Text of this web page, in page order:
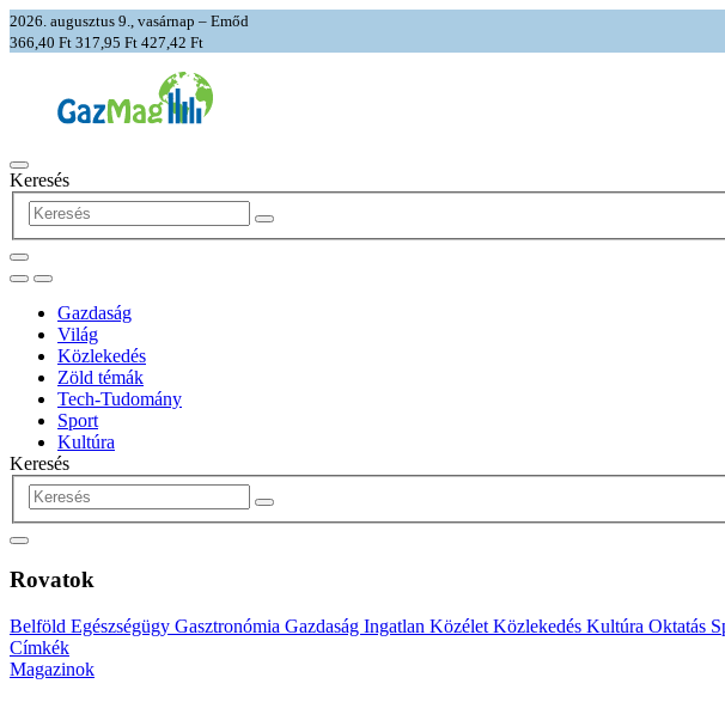
2026. augusztus 9., vasárnap – Emőd
366,40 Ft 317,95 Ft 427,42 Ft
Keresés
Gazdaság
Világ
Közlekedés
Zöld témák
Tech-Tudomány
Sport
Kultúra
Keresés
Rovatok
Belföld Egészségügy Gasztronómia Gazdaság Ingatlan Közélet Közlekedés Kultúra Oktatás
Címkék
Magazinok